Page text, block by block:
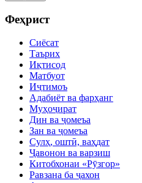
Феҳрист
Сиёсат
Таърих
Иқтисод
Матбуот
Иҷтимоъ
Адабиёт ва фарҳанг
Муҳоҷират
Дин ва ҷомеъа
Зан ва ҷомеъа
Сулҳ, оштӣ, ваҳдат
Ҷавонон ва варзиш
Китобхонаи «Рӯзгор»
Равзана ба ҷахон